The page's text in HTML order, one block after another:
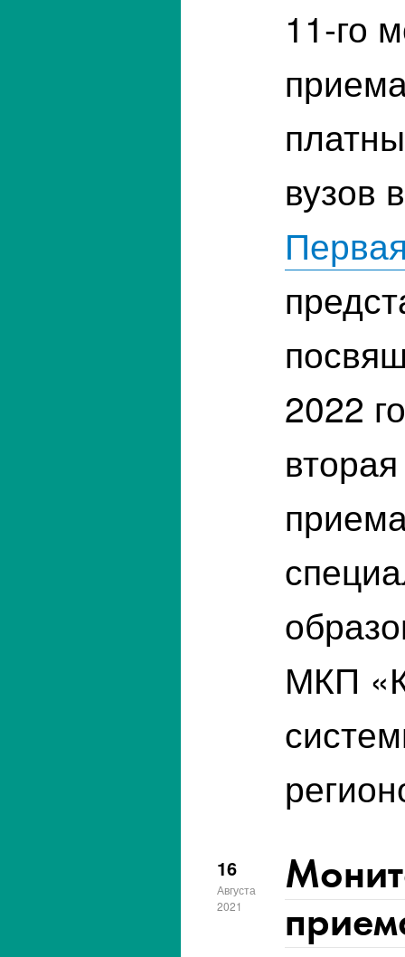
11-го
вузов
2022
МКП
16
Августа
2021